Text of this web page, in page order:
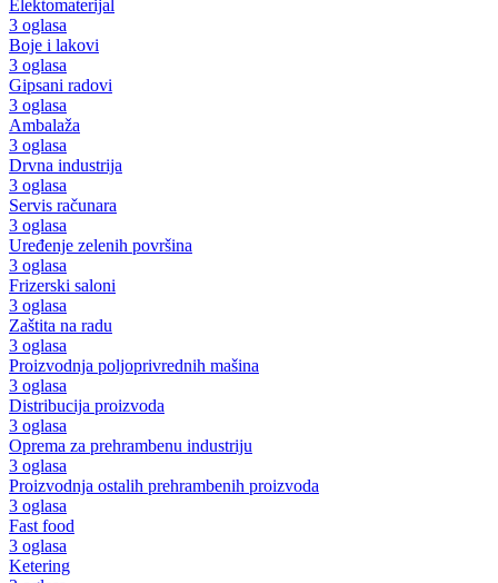
Elektomaterijal
3 oglasa
Boje i lakovi
3 oglasa
Gipsani radovi
3 oglasa
Ambalaža
3 oglasa
Drvna industrija
3 oglasa
Servis računara
3 oglasa
Uređenje zelenih površina
3 oglasa
Frizerski saloni
3 oglasa
Zaštita na radu
3 oglasa
Proizvodnja poljoprivrednih mašina
3 oglasa
Distribucija proizvoda
3 oglasa
Oprema za prehrambenu industriju
3 oglasa
Proizvodnja ostalih prehrambenih proizvoda
3 oglasa
Fast food
3 oglasa
Ketering